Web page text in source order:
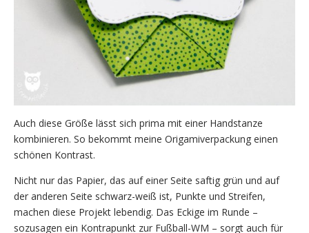
Auch diese Größe lässt sich prima mit einer Handstanze
kombinieren. So bekommt meine Origamiverpackung einen
schönen Kontrast.
Nicht nur das Papier, das auf einer Seite saftig grün und auf
der anderen Seite schwarz-weiß ist, Punkte und Streifen,
machen diese Projekt lebendig. Das Eckige im Runde –
sozusagen ein Kontrapunkt zur Fußball-WM – sorgt auch für